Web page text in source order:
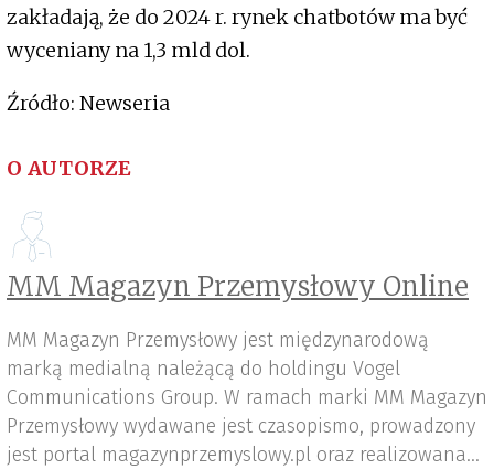
zakładają, że do 2024 r. rynek chatbotów ma być
wyceniany na 1,3 mld dol.
Źródło: Newseria
O AUTORZE
MM Magazyn Przemysłowy Online
MM Magazyn Przemysłowy jest międzynarodową
marką medialną należącą do holdingu Vogel
Communications Group. W ramach marki MM Magazyn
Przemysłowy wydawane jest czasopismo, prowadzony
jest portal magazynprzemyslowy.pl oraz realizowana